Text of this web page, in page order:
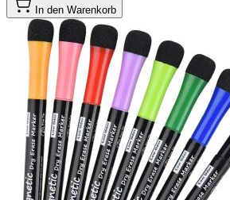
In den Warenkorb